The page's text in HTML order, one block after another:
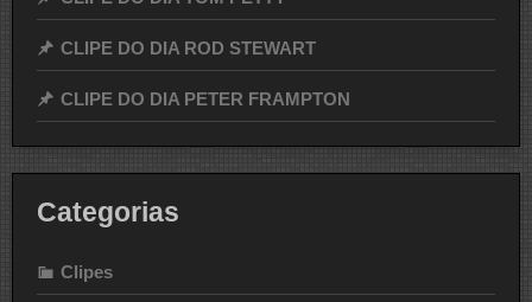
CLIPE DO DIA ROD STEWART
CLIPE DO DIA PETER FRAMPTON
Categorias
Clipes